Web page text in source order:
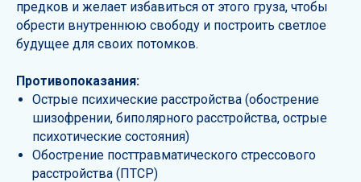
предков и желает избавиться от этого груза, чтобы
обрести внутреннюю свободу и построить светлое
будущее для своих потомков.
Противопоказания:
Острые психические расстройства (обострение
шизофрении, биполярного расстройства, острые
психотические состояния)
Обострение посттравматического стрессового
расстройства (ПТСР)